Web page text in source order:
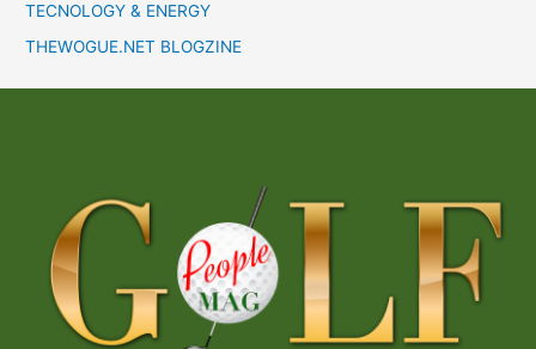
TECNOLOGY & ENERGY
THEWOGUE.NET BLOGZINE